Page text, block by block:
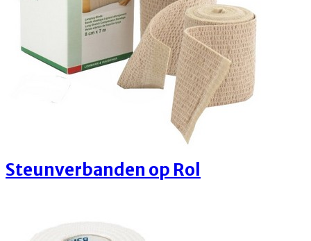
Steunverbanden op Rol